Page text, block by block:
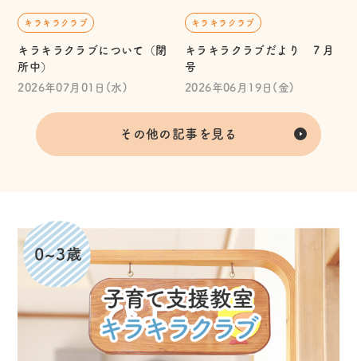
キラキラクラブ
キラキラクラブについて（閉
所中）
2026年07月01日(水)
キラキラクラブ
キラキラクラブだより ７月
号
2026年06月19日(金)
その他の記事を見る